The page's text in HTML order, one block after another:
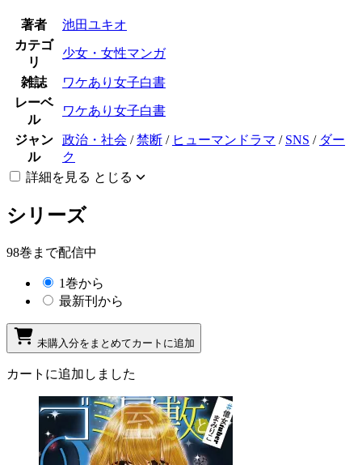
著者
池田ユキオ
カテゴ
リ
少女・女性マンガ
雑誌
ワケあり女子白書
レーベ
ル
ワケあり女子白書
ジャン
ル
政治・社会 /禁断 / ヒューマンドラマ / SNS / ダー
ク
詳細を見る とじる
シリーズ
98巻まで配信中
1巻から
最新刊から
未購入分をまとめてカートに追加
カートに追加しました